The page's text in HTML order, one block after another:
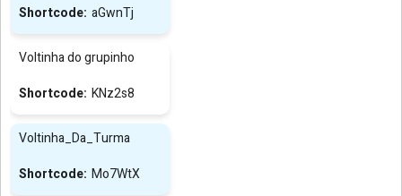
aGwnTj
Voltinha do grupinho
KNz2s8
Voltinha_Da_Turma
Mo7WtX